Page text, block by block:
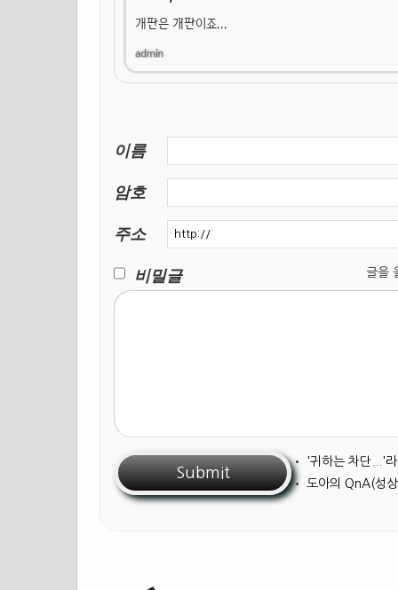
개판은 개판이죠...
이름
암호
주소
비밀글
글을
• '귀하는 차단...'
• 도아의 QnA(성